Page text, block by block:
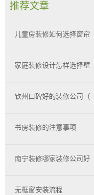
推荐文章
儿童房装修如何选择窗帘
家庭装修设计怎样选择壁
钦州口碑好的装修公司（
书房装修的注意事项
南宁装修哪家装修公司好
无框窗安装流程